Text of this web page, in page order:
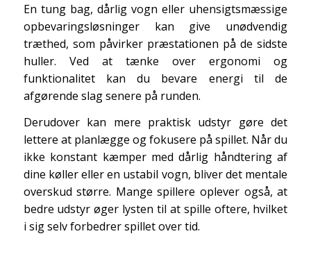
En tung bag, dårlig vogn eller uhensigtsmæssige
opbevaringsløsninger kan give unødvendig
træthed, som påvirker præstationen på de sidste
huller. Ved at tænke over ergonomi og
funktionalitet kan du bevare energi til de
afgørende slag senere på runden.
Derudover kan mere praktisk udstyr gøre det
lettere at planlægge og fokusere på spillet. Når du
ikke konstant kæmper med dårlig håndtering af
dine køller eller en ustabil vogn, bliver det mentale
overskud større. Mange spillere oplever også, at
bedre udstyr øger lysten til at spille oftere, hvilket
i sig selv forbedrer spillet over tid.